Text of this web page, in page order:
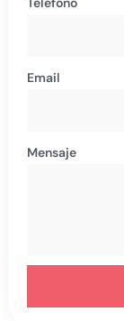
Email
Mensaje